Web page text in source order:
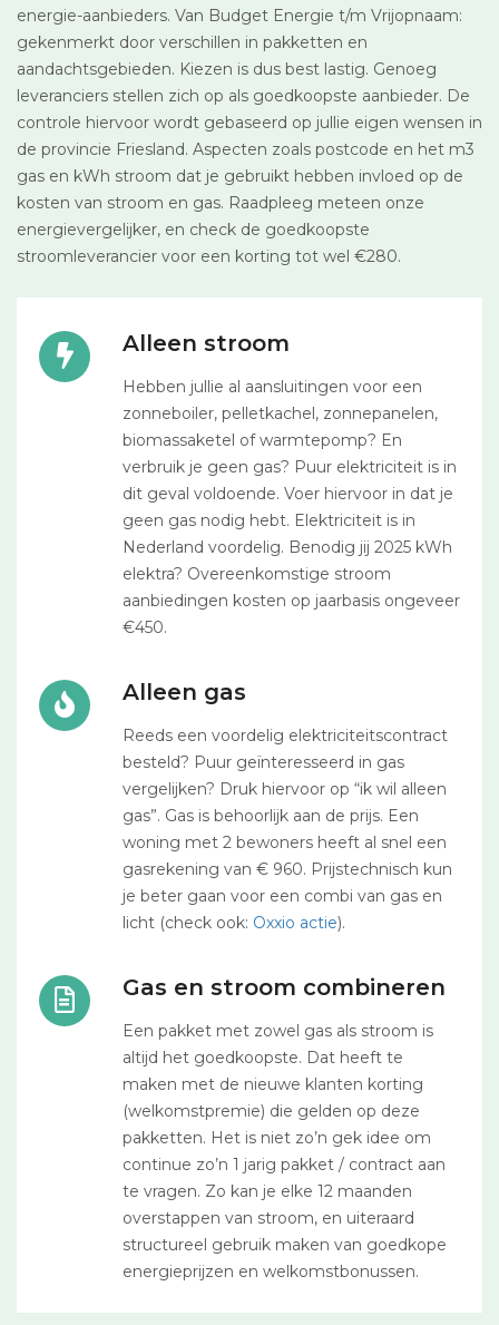
energie-aanbieders. Van Budget Energie t/m Vrijopnaam:
gekenmerkt door verschillen in pakketten en
aandachtsgebieden. Kiezen is dus best lastig. Genoeg
leveranciers stellen zich op als goedkoopste aanbieder. De
controle hiervoor wordt gebaseerd op jullie eigen wensen in
de provincie Friesland. Aspecten zoals postcode en het m3
gas en kWh stroom dat je gebruikt hebben invloed op de
kosten van stroom en gas. Raadpleeg meteen onze
energievergelijker, en check de goedkoopste
stroomleverancier voor een korting tot wel €280.
Alleen stroom
Hebben jullie al aansluitingen voor een
zonneboiler, pelletkachel, zonnepanelen,
biomassaketel of warmtepomp? En
verbruik je geen gas? Puur elektriciteit is in
dit geval voldoende. Voer hiervoor in dat je
geen gas nodig hebt. Elektriciteit is in
Nederland voordelig. Benodig jij 2025 kWh
elektra? Overeenkomstige stroom
aanbiedingen kosten op jaarbasis ongeveer
€450.
Alleen gas
Reeds een voordelig elektriciteitscontract
besteld? Puur geïnteresseerd in gas
vergelijken? Druk hiervoor op “ik wil alleen
gas”. Gas is behoorlijk aan de prijs. Een
woning met 2 bewoners heeft al snel een
gasrekening van € 960. Prijstechnisch kun
je beter gaan voor een combi van gas en
licht (check ook: Oxxio actie).
Gas en stroom combineren
Een pakket met zowel gas als stroom is
altijd het goedkoopste. Dat heeft te
maken met de nieuwe klanten korting
(welkomstpremie) die gelden op deze
pakketten. Het is niet zo’n gek idee om
continue zo’n 1 jarig pakket / contract aan
te vragen. Zo kan je elke 12 maanden
overstappen van stroom, en uiteraard
structureel gebruik maken van goedkope
energieprijzen en welkomstbonussen.